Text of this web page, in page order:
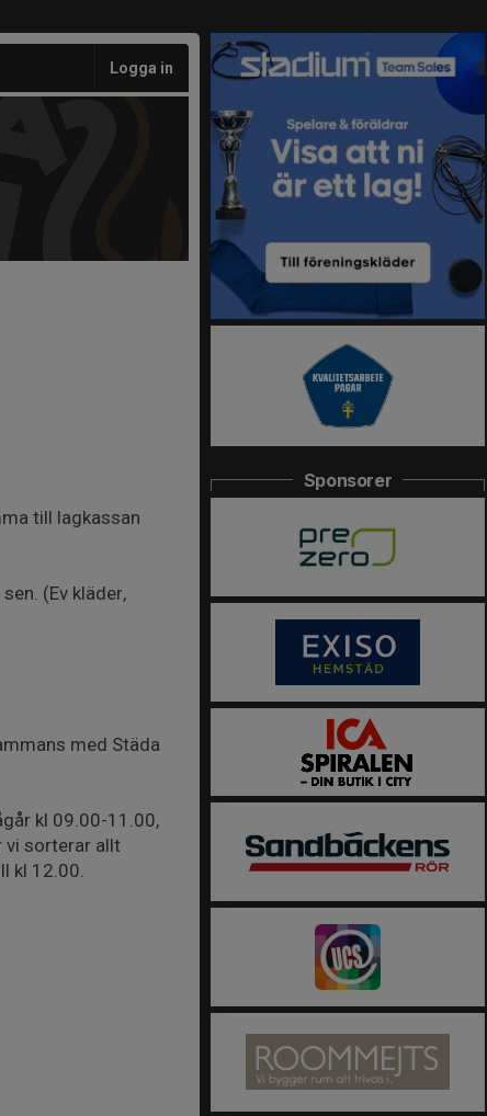
Logga in
till lagkassan
(Ev kläder,
med Städa
kl 09.00-11.00,
vi sorterar allt
kl 12.00.
Sponsorer